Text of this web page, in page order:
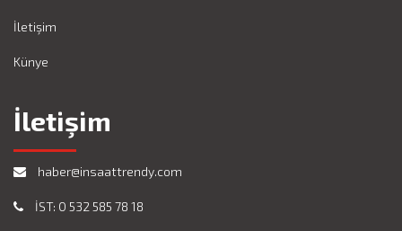
İletişim
Künye
İletişim
haber@insaattrendy.com
İST: 0 532 585 78 18